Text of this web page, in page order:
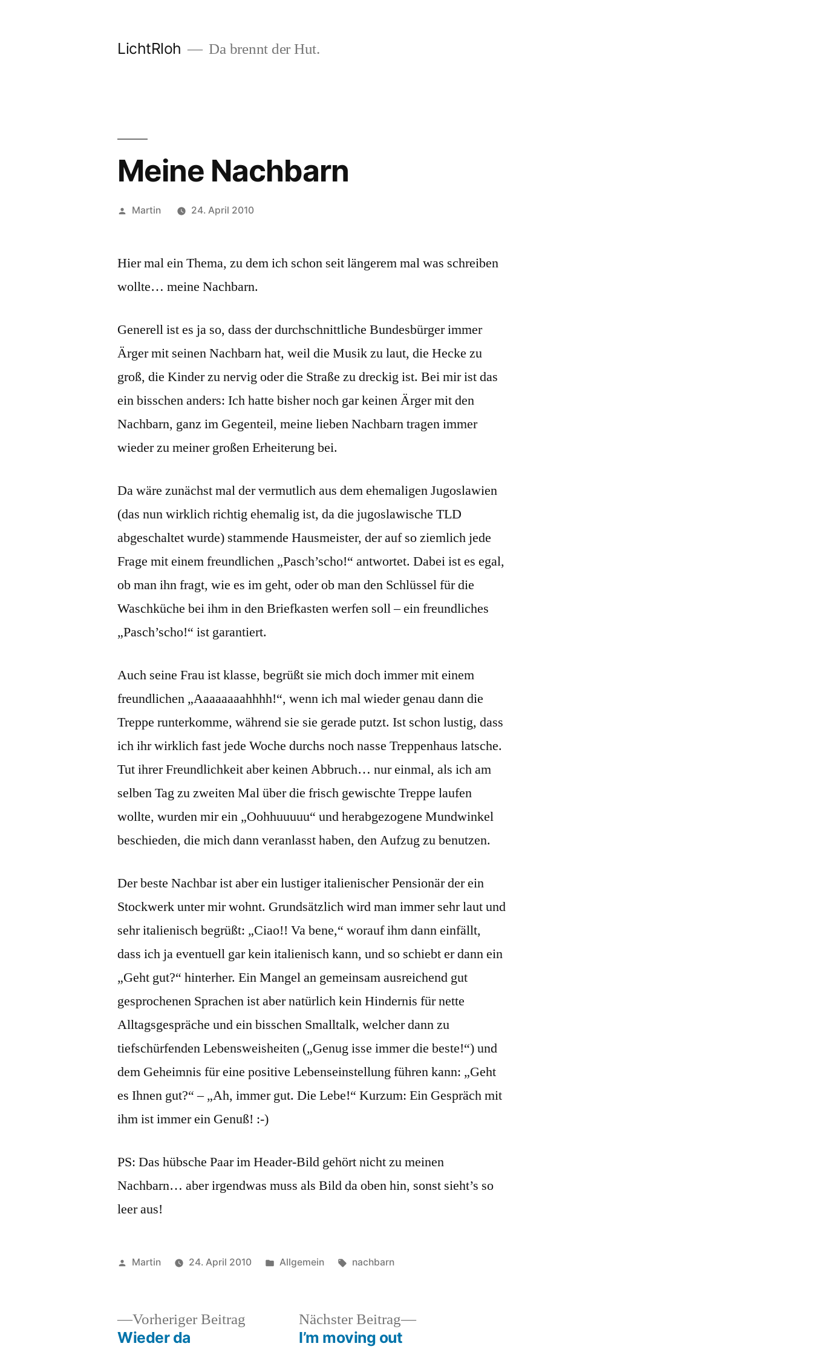
LichtRloh Da brennt der Hut.
Meine Nachbarn
Veröffentlicht
Martin 24. April 2010
Hier mal ein Thema, zu dem ich schon seit längerem mal was schreiben
wollte… meine Nachbarn.
Generell ist es ja so, dass der durchschnittliche Bundesbürger immer
Ärger mit seinen Nachbarn hat, weil die Musik zu laut, die Hecke zu
groß, die Kinder zu nervig oder die Straße zu dreckig ist. Bei mir ist das
ein bisschen anders: Ich hatte bisher noch gar keinen Ärger mit den
Nachbarn, ganz im Gegenteil, meine lieben Nachbarn tragen immer
wieder zu meiner großen Erheiterung bei.
Da wäre zunächst mal der vermutlich aus dem ehemaligen Jugoslawien
(das nun wirklich richtig ehemalig ist, da die jugoslawische TLD
abgeschaltet wurde) stammende Hausmeister, der auf so ziemlich jede
Frage mit einem freundlichen „Pasch’scho!“ antwortet. Dabei ist es egal,
ob man ihn fragt, wie es im geht, oder ob man den Schlüssel für die
Waschküche bei ihm in den Briefkasten werfen soll – ein freundliches
„Pasch’scho!“ ist garantiert.
Auch seine Frau ist klasse, begrüßt sie mich doch immer mit einem
freundlichen „Aaaaaaaahhhh!“, wenn ich mal wieder genau dann die
Treppe runterkomme, während sie sie gerade putzt. Ist schon lustig, dass
ich ihr wirklich fast jede Woche durchs noch nasse Treppenhaus latsche.
Tut ihrer Freundlichkeit aber keinen Abbruch… nur einmal, als ich am
selben Tag zu zweiten Mal über die frisch gewischte Treppe laufen
wollte, wurden mir ein „Oohhuuuuu“ und herabgezogene Mundwinkel
beschieden, die mich dann veranlasst haben, den Aufzug zu benutzen.
Der beste Nachbar ist aber ein lustiger italienischer Pensionär der ein
Stockwerk unter mir wohnt. Grundsätzlich wird man immer sehr laut und
sehr italienisch begrüßt: „Ciao!! Va bene,“ worauf ihm dann einfällt,
dass ich ja eventuell gar kein italienisch kann, und so schiebt er dann ein
„Geht gut?“ hinterher. Ein Mangel an gemeinsam ausreichend gut
gesprochenen Sprachen ist aber natürlich kein Hindernis für nette
Alltagsgespräche und ein bisschen Smalltalk, welcher dann zu
tiefschürfenden Lebensweisheiten („Genug isse immer die beste!“) und
dem Geheimnis für eine positive Lebenseinstellung führen kann: „Geht
es Ihnen gut?“ – „Ah, immer gut. Die Lebe!“ Kurzum: Ein Gespräch mit
ihm ist immer ein Genuß! :-)
PS: Das hübsche Paar im Header-Bild gehört nicht zu meinen
Nachbarn… aber irgendwas muss als Bild da oben hin, sonst sieht’s so
leer aus!
Veröffentlicht
Martin 24. April 2010
Veröffentlicht
Allgemein Schlagwörter:
nachbarn
Vorheriger Beitrag Vorheriger
Wieder da
Nächster Beitrag
Nächster
I’m moving out